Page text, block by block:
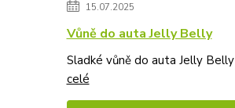
15.07.2025
Vůně do auta Jelly Belly
Sladké vůně do auta Jelly Belly
celé